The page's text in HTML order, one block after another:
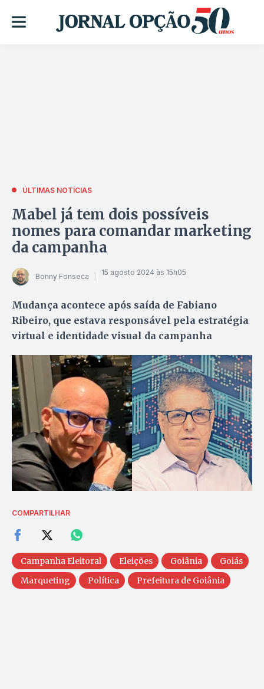
ÚLTIMAS NOTÍCIAS
Mabel já tem dois possíveis
nomes para comandar marketing
da campanha
Bonny Fonseca 15 agosto 2024 às 15h05
Mudança acontece após saída de Fabiano
Ribeiro, que estava responsável pela estratégia
virtual e identidade visual da campanha
COMPARTILHAR
Campanha Eleitoral Eleições Goiânia
Goiás
Marqueting
Política Prefeitura de Goiânia